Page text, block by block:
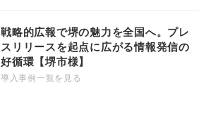
戦略的広報で堺の魅力を全国へ。プレ
スリリースを起点に広がる情報発信の
好循環【堺市様】
導入事例一覧を見る